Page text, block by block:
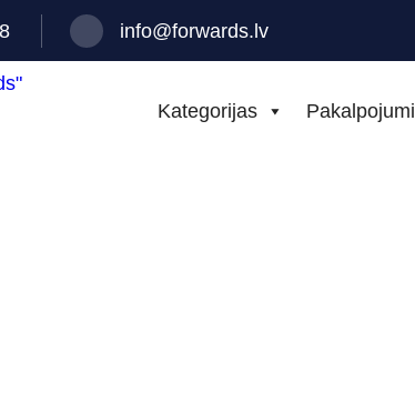
info@forwards.lv
Kategorijas Pakalpojumi